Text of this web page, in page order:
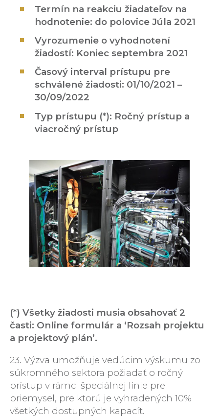
Termín na reakciu žiadateľov na
hodnotenie: do polovice Júla 2021
Vyrozumenie o vyhodnotení
žiadostí: Koniec septembra 2021
Časový interval prístupu pre
schválené žiadosti: 01/10/2021 –
30/09/2022
Typ prístupu (*): Ročný prístup a
viacročný prístup
(*) Všetky žiadosti musia obsahovať 2
časti: Online formulár a ‘Rozsah projektu
a projektový plán’.
23. Výzva umožňuje vedúcim výskumu zo
súkromného sektora požiadať o ročný
prístup v rámci špeciálnej línie pre
priemysel, pre ktorú je vyhradených 10%
všetkých dostupných kapacít.